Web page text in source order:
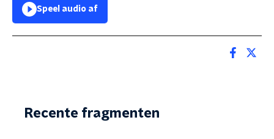
Speel audio af
Recente fragmenten